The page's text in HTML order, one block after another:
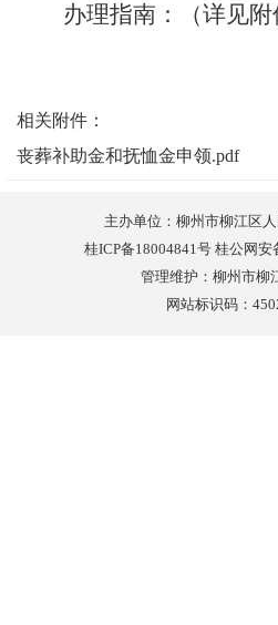
办理指南：（详见附
相关附件：
丧葬补助金和抚恤金申领.pdf
主办单位：柳州市柳江区
桂ICP备18004841号 桂公网安
管理维护：柳州市柳
网站标识码：